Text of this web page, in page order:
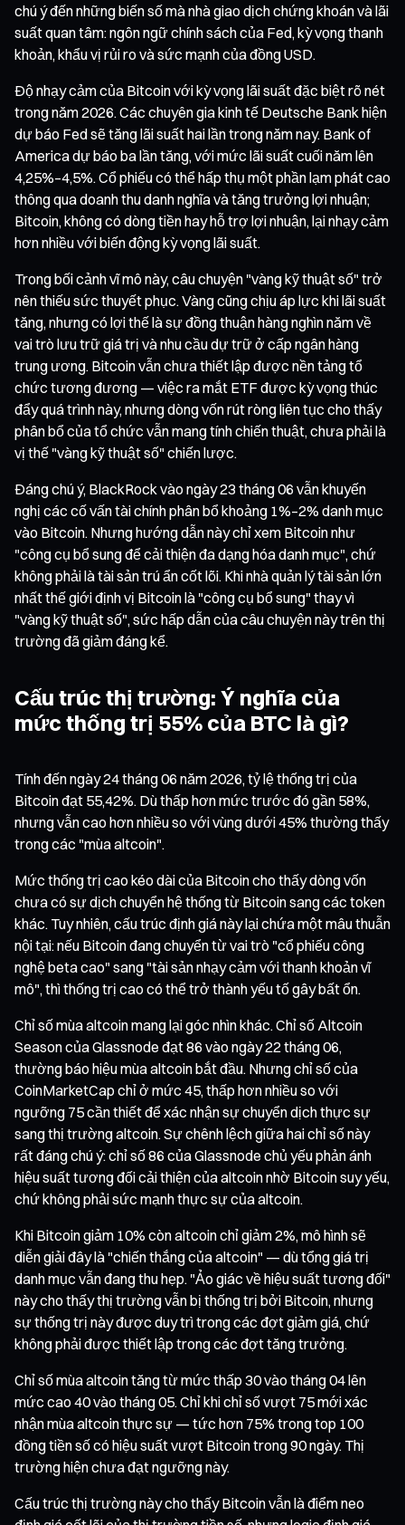
chú ý đến những biến số mà nhà giao dịch chứng khoán và lãi
suất quan tâm: ngôn ngữ chính sách của Fed, kỳ vọng thanh
khoản, khẩu vị rủi ro và sức mạnh của đồng USD.
Độ nhạy cảm của Bitcoin với kỳ vọng lãi suất đặc biệt rõ nét
trong năm 2026. Các chuyên gia kinh tế Deutsche Bank hiện
dự báo Fed sẽ tăng lãi suất hai lần trong năm nay. Bank of
America dự báo ba lần tăng, với mức lãi suất cuối năm lên
4,25%–4,5%. Cổ phiếu có thể hấp thụ một phần lạm phát cao
thông qua doanh thu danh nghĩa và tăng trưởng lợi nhuận;
Bitcoin, không có dòng tiền hay hỗ trợ lợi nhuận, lại nhạy cảm
hơn nhiều với biến động kỳ vọng lãi suất.
Trong bối cảnh vĩ mô này, câu chuyện "vàng kỹ thuật số" trở
nên thiếu sức thuyết phục. Vàng cũng chịu áp lực khi lãi suất
tăng, nhưng có lợi thế là sự đồng thuận hàng nghìn năm về
vai trò lưu trữ giá trị và nhu cầu dự trữ ở cấp ngân hàng
trung ương. Bitcoin vẫn chưa thiết lập được nền tảng tổ
chức tương đương — việc ra mắt ETF được kỳ vọng thúc
đẩy quá trình này, nhưng dòng vốn rút ròng liên tục cho thấy
phân bổ của tổ chức vẫn mang tính chiến thuật, chưa phải là
vị thế "vàng kỹ thuật số" chiến lược.
Đáng chú ý, BlackRock vào ngày 23 tháng 06 vẫn khuyến
nghị các cố vấn tài chính phân bổ khoảng 1%–2% danh mục
vào Bitcoin. Nhưng hướng dẫn này chỉ xem Bitcoin như
"công cụ bổ sung để cải thiện đa dạng hóa danh mục", chứ
không phải là tài sản trú ẩn cốt lõi. Khi nhà quản lý tài sản lớn
nhất thế giới định vị Bitcoin là "công cụ bổ sung" thay vì
"vàng kỹ thuật số", sức hấp dẫn của câu chuyện này trên thị
trường đã giảm đáng kể.
Cấu trúc thị trường: Ý nghĩa của
mức thống trị 55% của BTC là gì?
Tính đến ngày 24 tháng 06 năm 2026, tỷ lệ thống trị của
Bitcoin đạt 55,42%. Dù thấp hơn mức trước đó gần 58%,
nhưng vẫn cao hơn nhiều so với vùng dưới 45% thường thấy
trong các "mùa altcoin".
Mức thống trị cao kéo dài của Bitcoin cho thấy dòng vốn
chưa có sự dịch chuyển hệ thống từ Bitcoin sang các token
khác. Tuy nhiên, cấu trúc định giá này lại chứa một mâu thuẫn
nội tại: nếu Bitcoin đang chuyển từ vai trò "cổ phiếu công
nghệ beta cao" sang "tài sản nhạy cảm với thanh khoản vĩ
mô", thì thống trị cao có thể trở thành yếu tố gây bất ổn.
Chỉ số mùa altcoin mang lại góc nhìn khác. Chỉ số Altcoin
Season của Glassnode đạt 86 vào ngày 22 tháng 06,
thường báo hiệu mùa altcoin bắt đầu. Nhưng chỉ số của
CoinMarketCap chỉ ở mức 45, thấp hơn nhiều so với
ngưỡng 75 cần thiết để xác nhận sự chuyển dịch thực sự
sang thị trường altcoin. Sự chênh lệch giữa hai chỉ số này
rất đáng chú ý: chỉ số 86 của Glassnode chủ yếu phản ánh
hiệu suất tương đối cải thiện của altcoin nhờ Bitcoin suy yếu,
chứ không phải sức mạnh thực sự của altcoin.
Khi Bitcoin giảm 10% còn altcoin chỉ giảm 2%, mô hình sẽ
diễn giải đây là "chiến thắng của altcoin" — dù tổng giá trị
danh mục vẫn đang thu hẹp. "Ảo giác về hiệu suất tương đối"
này cho thấy thị trường vẫn bị thống trị bởi Bitcoin, nhưng
sự thống trị này được duy trì trong các đợt giảm giá, chứ
không phải được thiết lập trong các đợt tăng trưởng.
Chỉ số mùa altcoin tăng từ mức thấp 30 vào tháng 04 lên
mức cao 40 vào tháng 05. Chỉ khi chỉ số vượt 75 mới xác
nhận mùa altcoin thực sự — tức hơn 75% trong top 100
đồng tiền số có hiệu suất vượt Bitcoin trong 90 ngày. Thị
trường hiện chưa đạt ngưỡng này.
Cấu trúc thị trường này cho thấy Bitcoin vẫn là điểm neo